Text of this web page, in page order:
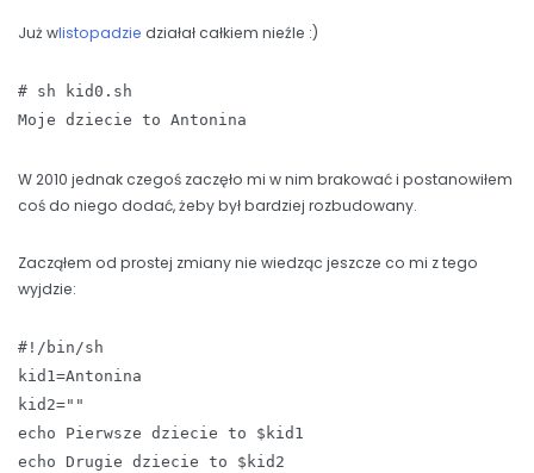
Już wlistopadzie działał całkiem nieźle :)
# sh kid0.sh
Moje dziecie to Antonina
W 2010 jednak czegoś zaczęło mi w nim brakować i postanowiłem
coś do niego dodać, żeby był bardziej rozbudowany.
Zacząłem od prostej zmiany nie wiedząc jeszcze co mi z tego
wyjdzie:
#!/bin/sh
kid1=Antonina
kid2=""
echo Pierwsze dziecie to $kid1
echo Drugie dziecie to $kid2